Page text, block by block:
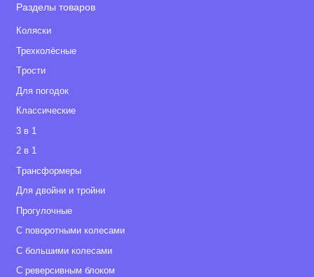
Разделы товаров
Коляски
Трехколёсные
Tрости
Для погодок
Классические
3 в 1
2 в 1
Tрансформеры
Для двойни и тройни
Прогулочные
С поворотными колесами
С большими колесами
С реверсивным блоком